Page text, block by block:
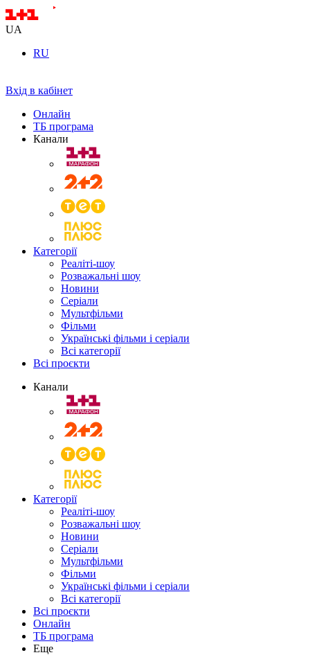
UA
RU
Вхід в кабінет
Онлайн
ТБ програма
Канали
Категорії
Реаліті-шоу
Розважальні шоу
Новини
Серіали
Мультфільми
Фільми
Українські фільми і серіали
Всі категорії
Всі проєкти
Канали
Категорії
Реаліті-шоу
Розважальні шоу
Новини
Серіали
Мультфільми
Фільми
Українські фільми і серіали
Всі категорії
Всі проєкти
Онлайн
ТБ програма
Еще